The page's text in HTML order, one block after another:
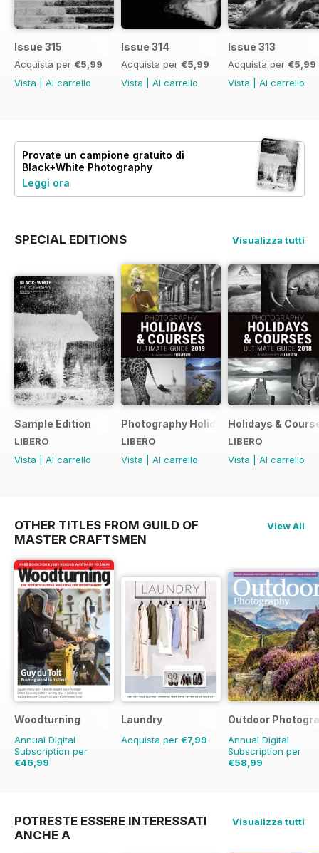
Issue 315
Acquista per €5,99
Vista
Al carrello
Issue 314
Acquista per €5,99
Vista
Al carrello
Issue 313
Acquista per €5,99
Vista
Al carrello
Provate un campione gratuito di
Black+White Photography
Leggi ora
SPECIAL EDITIONS Visualizza tutti
Sample Edition
LIBERO
Vista
Al carrello
Photography Holidays & Courses
LIBERO
Vista
Al carrello
Holidays &
LIBERO
Vista
Al carrello
OTHER TITLES FROM GUILD OF
MASTER CRAFTSMEN
View All
Woodturning
Annual Digital
Subscription per
€46,99
Laundry
Acquista per €7,99
Outdoor
Annual Digital
Subscription per
€58,99
POTRESTE ESSERE INTERESSATI
ANCHE A
Visualizza tutti